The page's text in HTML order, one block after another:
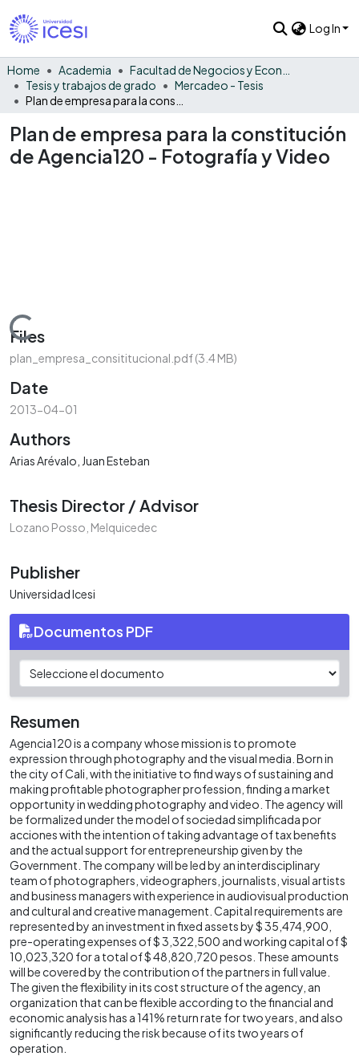
Log In
Home Academia
Tesis y trabajos de grado
Mercadeo - Tesis
Plan de empresa para la constitución
de Agencia120 - Fotografía y Video
Loading...
Files
plan_empresa_consititucional.pdf(3.4 MB)
Date
2013-04-01
Authors
Arias Arévalo, Juan Esteban
Thesis Director / Advisor
Lozano Posso, Melquicedec
Publisher
Universidad Icesi
Documentos PDF
Resumen
Agencia120 is a company whose mission is to promote
expression through photography and the visual media. Born in
the city of Cali, with the initiative to find ways of sustaining and
making profitable photographer profession, finding a market
opportunity in wedding photography and video. The agency will
be formalized under the model of sociedad simplificada por
acciones with the intention of taking advantage of tax benefits
and the actual support for entrepreneurship given by the
Government. The company will be led by an interdisciplinary
team of photographers, videographers, journalists, visual artists
and business managers with experience in audiovisual production
and cultural and creative management. Capital requirements are
represented by an investment in fixed assets by $ 35,474,900,
pre-operating expenses of $ 3,322,500 and working capital of $
10,023,320 for a total of $ 48,820,720 pesos. These amounts
will be covered by the contribution of the partners in full value.
The given the flexibility in its cost structure of the agency, an
organization that can be flexible according to the financial and
economic analysis has a 141% return rate for two years, and also
significantly reducing the risk because of its two years of
operation.